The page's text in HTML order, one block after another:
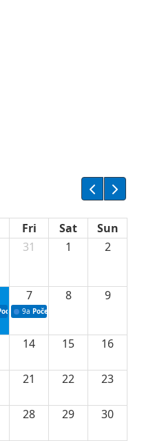
Fri Sat
Sun
ugovora sa neprofitnim
31 1 2
ugovora o stipendijama za
razvoju vodne infrastrukture u
7
9a Početak izgradnje nove
8 9
14 15 16
21 22 23
28 29 30